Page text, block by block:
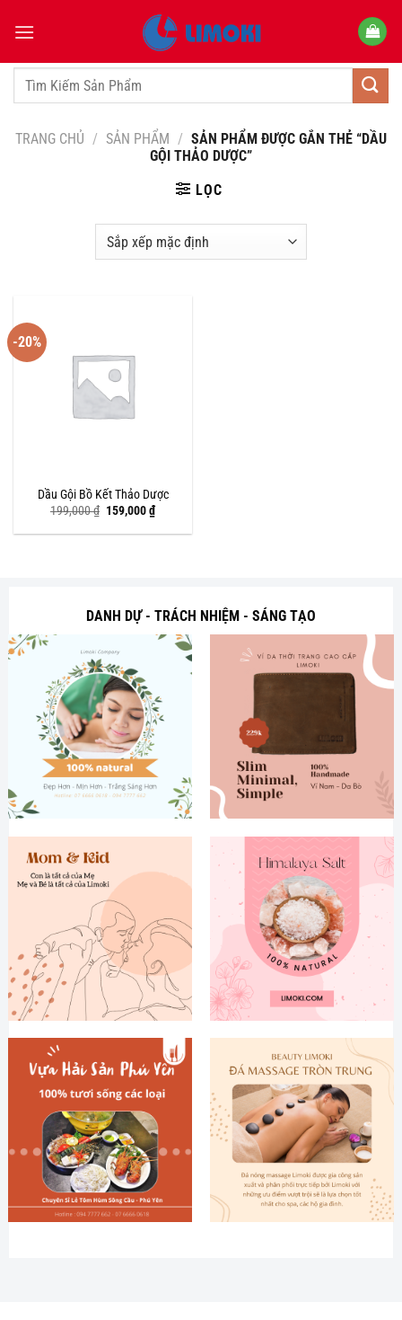
qua
dungTìm
TRANG CHỦ / SẢN PHẨM / SẢN PHẨM ĐƯỢC GẮN THẺ “DẦU
GỘI THẢO DƯỢC”
LỌC
-20%
Dầu Gội Bồ Kết Thảo Dược
199,000₫ Giá
là:
159,000₫Giá
hiện
tại
DANH DỰ - TRÁCH NHIỆM - SÁNG TẠO